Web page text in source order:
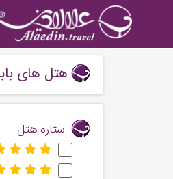
هتل های
ستاره هتل